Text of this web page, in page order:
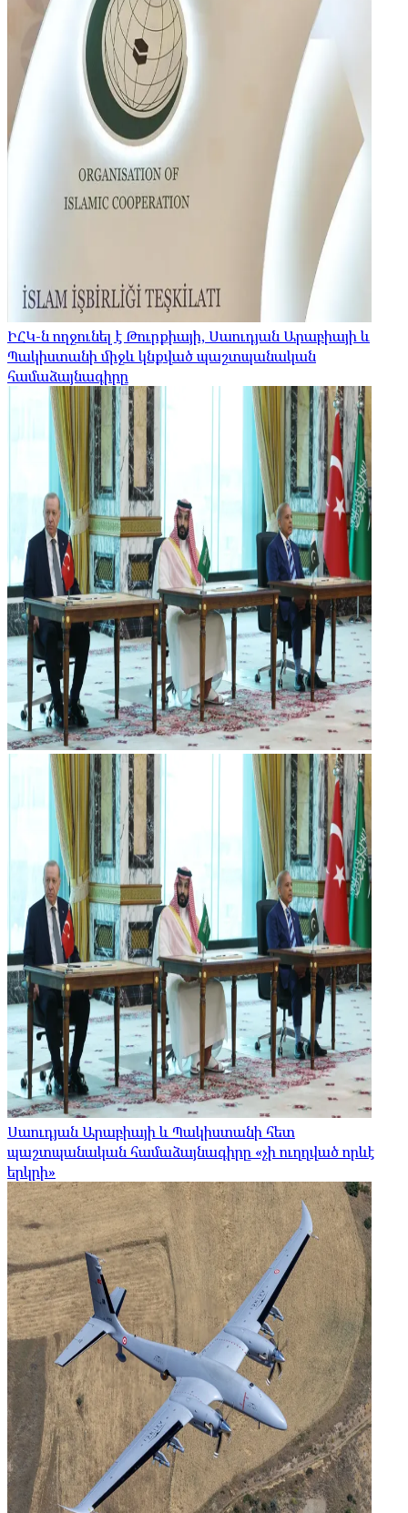
ԻՀԿ-ն ողջունել է Թուրքիայի, Սաուդյան Արաբիայի և
Պակիստանի միջև կնքված պաշտպանական
համաձայնագիրը
Սաուդյան Արաբիայի և Պակիստանի հետ
պաշտպանական համաձայնագիրը «չի ուղղված որևէ
երկրի»